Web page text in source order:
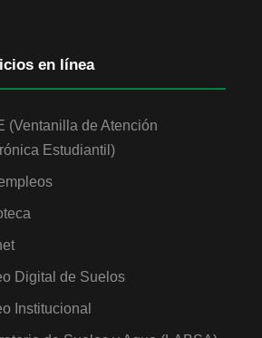
en línea
(Ventanilla de Atención
Estudiantil)
Digital de Suelos
Institucional